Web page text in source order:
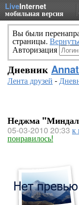
LiveInternet
мобильная версия
Вы были
страницы.
Авторизация
Дневник
Лента друзей -
Неджма
05-03-2010 20:33 к
понравилось!